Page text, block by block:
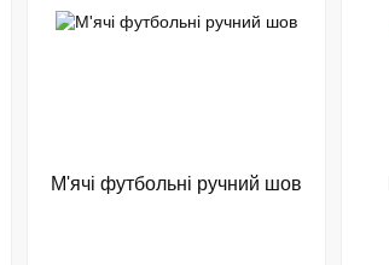
М'ячі футбольні ручний шов